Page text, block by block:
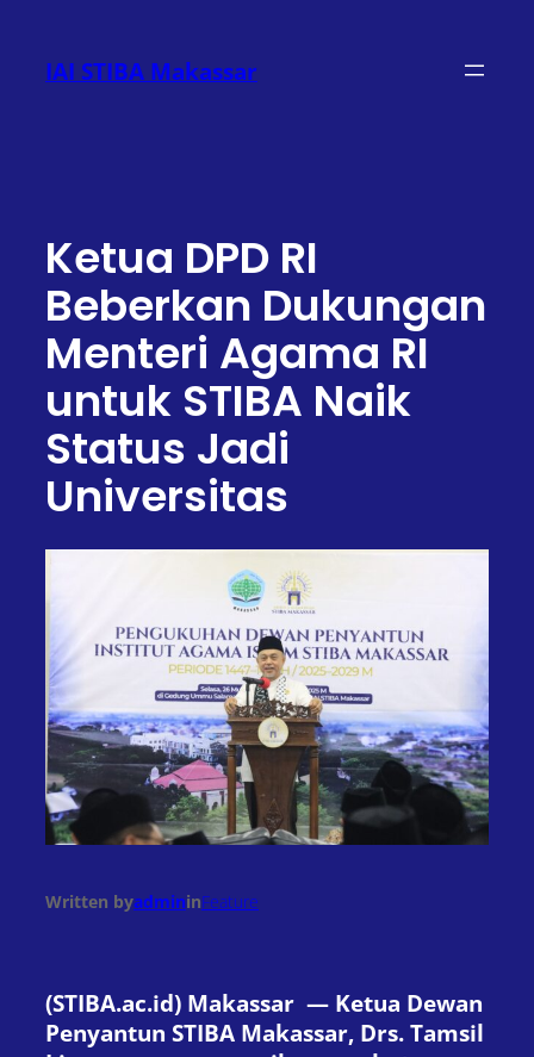
konten
IAI STIBA Makassar
Ketua DPD RI
Beberkan Dukungan
Menteri Agama RI
untuk STIBA Naik
Status Jadi
Universitas
Written byadmininFeature
(STIBA.ac.id) Makassar — Ketua Dewan
Penyantun STIBA Makassar, Drs. Tamsil